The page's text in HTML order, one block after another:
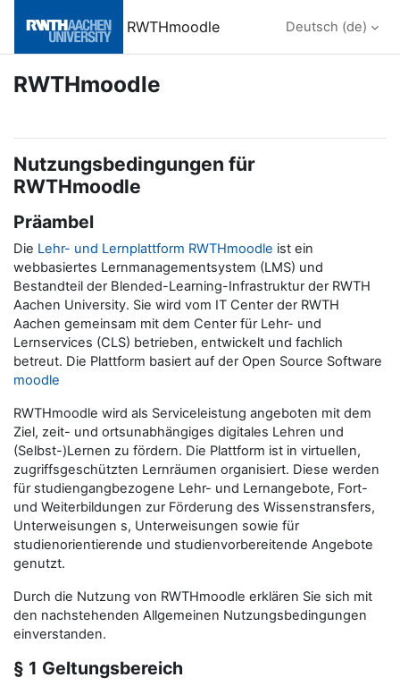
RWTHmoodle Deutsch ‎(de)‎
RWTHmoodle
Nutzungsbedingungen für
RWTHmoodle
Präambel
Die Lehr- und Lernplattform RWTHmoodle ist ein
webbasiertes Lernmanagementsystem (LMS) und
Bestandteil der Blended-Learning-Infrastruktur der RWTH
Aachen University. Sie wird vom IT Center der RWTH
Aachen gemeinsam mit dem Center für Lehr- und
Lernservices (CLS) betrieben, entwickelt und fachlich
betreut. Die Plattform basiert auf der Open Source Software
moodle
RWTHmoodle wird als Serviceleistung angeboten mit dem
Ziel, zeit- und ortsunabhängiges digitales Lehren und
(Selbst-)Lernen zu fördern. Die Plattform ist in virtuellen,
zugriffsgeschützten Lernräumen organisiert. Diese werden
für studiengangbezogene Lehr- und Lernangebote, Fort-
und Weiterbildungen zur Förderung des Wissenstransfers,
Unterweisungen s, Unterweisungen sowie für
studienorientierende und studienvorbereitende Angebote
genutzt.
Durch die Nutzung von RWTHmoodle erklären Sie sich mit
den nachstehenden Allgemeinen Nutzungsbedingungen
einverstanden.
§ 1 Geltungsbereich